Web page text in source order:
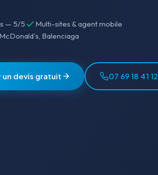
— 5/5
Multi-sites & agent mobile
Balenciaga
un devis gratuit 07 69 18 41 12